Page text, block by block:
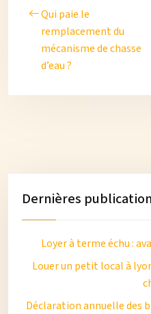
Qui paie le
remplacement du
mécanisme de chasse
d’eau ?
Dernières
Loyer à terme échu :
Louer un petit local à
Déclaration annuelle des